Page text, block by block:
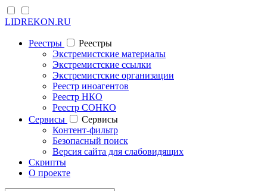
LIDREKON.RU
Реестры
Реестры
Экстремистские материалы
Экстремистские ссылки
Экстремистские организации
Реестр иноагентов
Реестр НКО
Реестр СОНКО
Cервисы
Cервисы
Контент-фильтр
Безопасный поиск
Версия сайта для слабовидящих
Скрипты
О проекте